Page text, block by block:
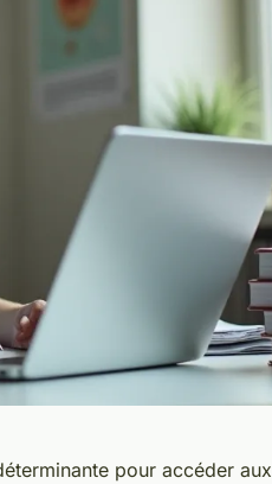
pour accéder aux